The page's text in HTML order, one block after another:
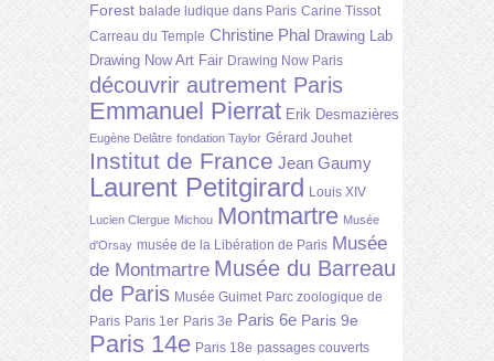
Forest balade ludique dans Paris Carine Tissot
Carreau du Temple Christine Phal Drawing Lab
Drawing Now Art Fair Drawing Now Paris
découvrir autrement Paris
Emmanuel Pierrat Erik Desmazières
Eugène Delâtre fondation Taylor Gérard Jouhet
Institut de France Jean Gaumy
Laurent Petitgirard Louis XIV
Lucien Clergue Michou Montmartre Musée
d'Orsay musée de la Libération de Paris Musée
de Montmartre Musée du Barreau
de Paris Musée Guimet Parc zoologique de
Paris Paris 1er Paris 3e Paris 6e Paris 9e
Paris 14e Paris 18e passages couverts